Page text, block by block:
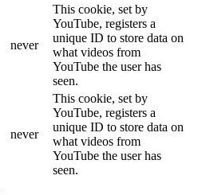
never
This cookie, set by
YouTube, registers a
unique ID to store data on
what videos from
YouTube the user has
seen.
never
This cookie, set by
YouTube, registers a
unique ID to store data on
what videos from
YouTube the user has
seen.